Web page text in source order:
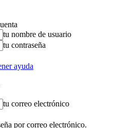
tu nombre de usuario
tu contraseña
ayuda
tu correo electrónico
por correo electrónico.